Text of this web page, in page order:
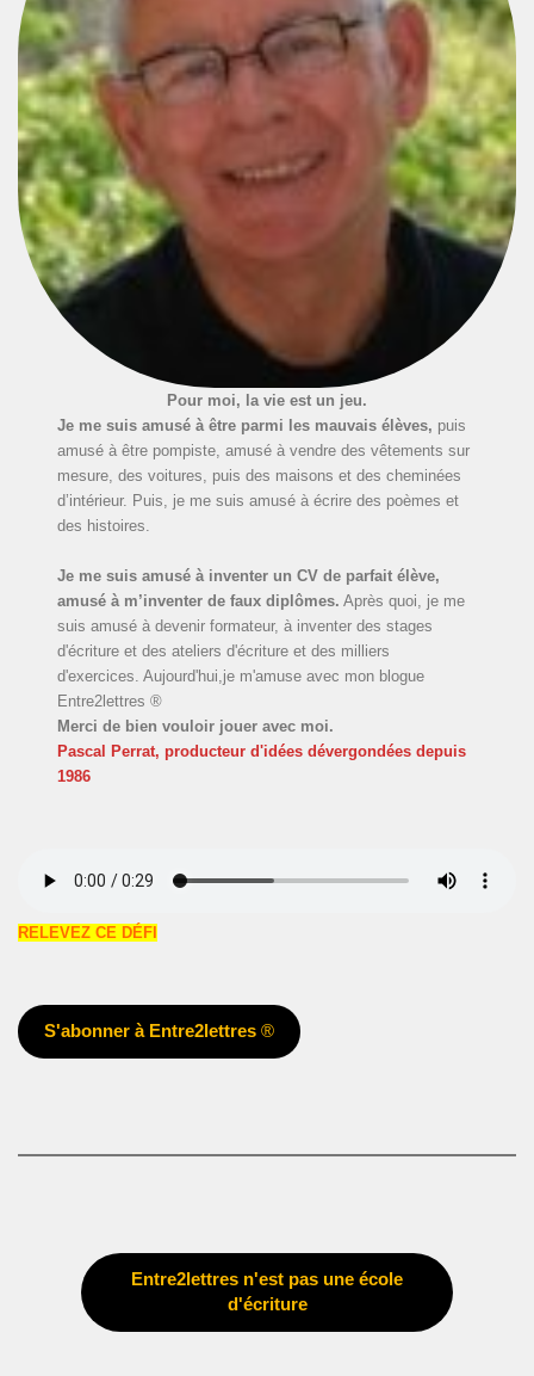
Pour moi, la vie est un jeu.
Je me suis amusé à être parmi les mauvais élèves, puis
amusé à être pompiste, amusé à vendre des vêtements sur
mesure, des voitures, puis des maisons et des cheminées
d’intérieur. Puis, je me suis amusé à écrire des poèmes et
des histoires.
Je me suis amusé à inventer un CV de parfait élève,
amusé à m’inventer de faux diplômes. Après quoi, je me
suis amusé à devenir formateur, à inventer des stages
d'écriture et des ateliers d'écriture et des milliers
d'exercices. Aujourd'hui,je m'amuse avec mon blogue
Entre2lettres ®
Merci de bien vouloir jouer avec moi.
Pascal Perrat, producteur d'idées dévergondées depuis
1986
RELEVEZ CE DÉFI
S'abonner à Entre2lettres®
Entre2lettres n'est pas une école
d'écriture